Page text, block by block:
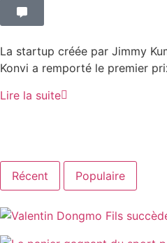
La startup créée par Jimmy
Konvi a remporté le premier
Lire la suite
Récent Populaire